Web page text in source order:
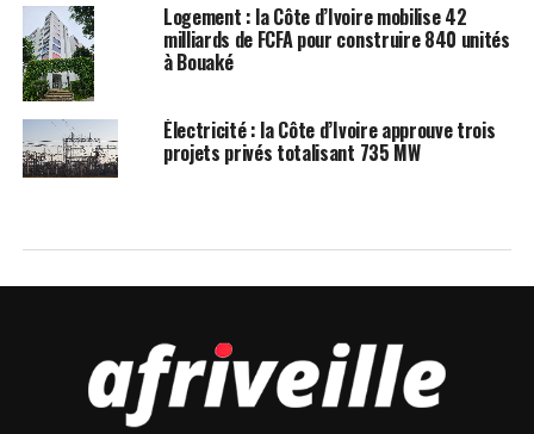
Logement : la Côte d’Ivoire mobilise 42
milliards de FCFA pour construire 840 unités
à Bouaké
Électricité : la Côte d’Ivoire approuve trois
projets privés totalisant 735 MW